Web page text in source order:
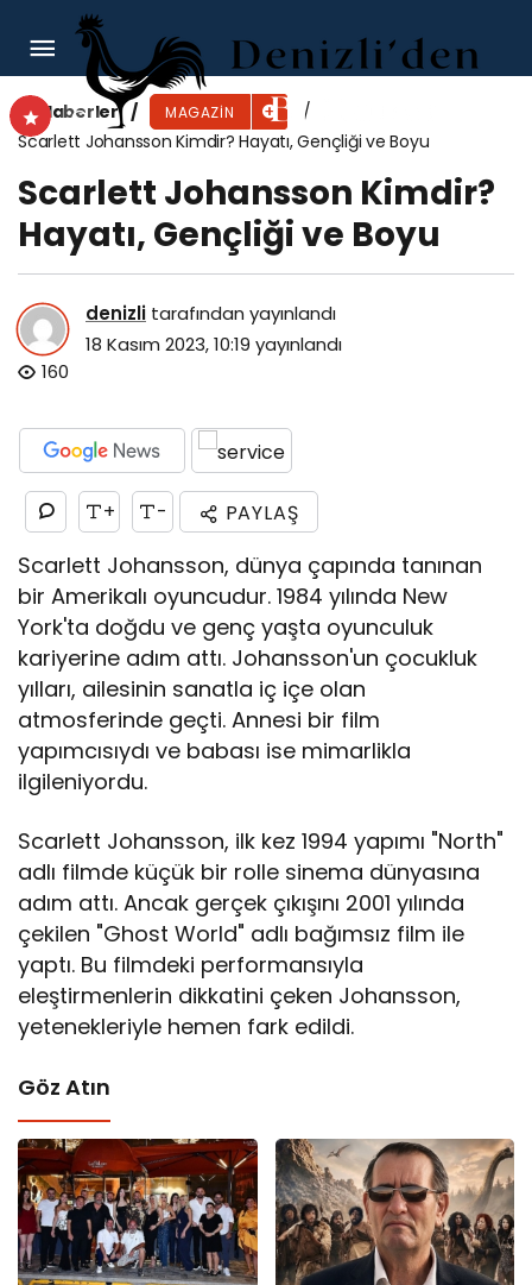
Haberler MAGAZIN
Scarlett Johansson Kimdir? Hayatı, Gençliği ve Boyu
Scarlett Johansson Kimdir?
Hayatı, Gençliği ve Boyu
denizli tarafından yayınlandı
18 Kasım 2023, 10:19 yayınlandı
160
+ - PAYLAŞ
Scarlett Johansson, dünya çapında tanınan
bir Amerikalı oyuncudur. 1984 yılında New
York'ta doğdu ve genç yaşta oyunculuk
kariyerine adım attı. Johansson'un çocukluk
yılları, ailesinin sanatla iç içe olan
atmosferinde geçti. Annesi bir film
yapımcısıydı ve babası ise mimarlikla
ilgileniyordu.
Scarlett Johansson, ilk kez 1994 yapımı "North"
adlı filmde küçük bir rolle sinema dünyasına
adım attı. Ancak gerçek çıkışını 2001 yılında
çekilen "Ghost World" adlı bağımsız film ile
yaptı. Bu filmdeki performansıyla
eleştirmenlerin dikkatini çeken Johansson,
yetenekleriyle hemen fark edildi.
Göz Atın
Zendaya Kimdir? Hayatı, Gençliği ve Boyu